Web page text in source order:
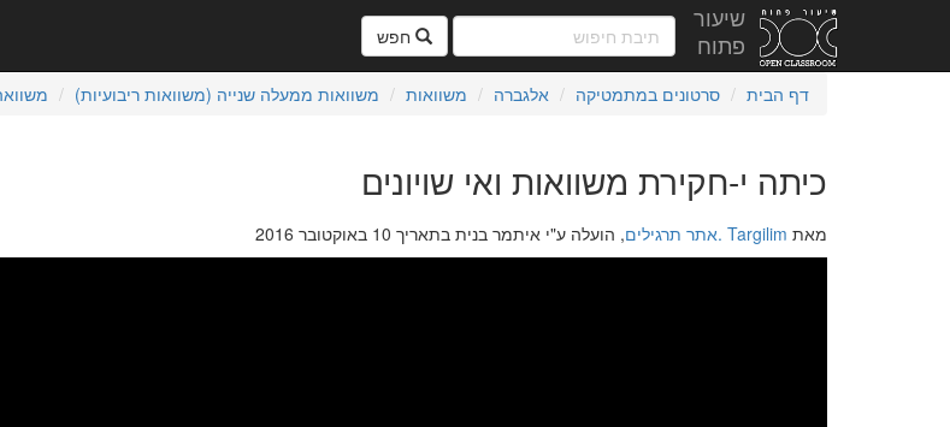
שיעור
פתוח
חפש
דף הבית סרטונים במתמטיקה אלגברה משוואות משוואות ממעלה שנייה (משוואות ריבועיות)
כיתה י-חקירת משוואות ואי שויונים
מאת Targilim .אתר תרגילים , הועלה ע"י איתמר בנית בתאריך 10 באוקטובר 2016